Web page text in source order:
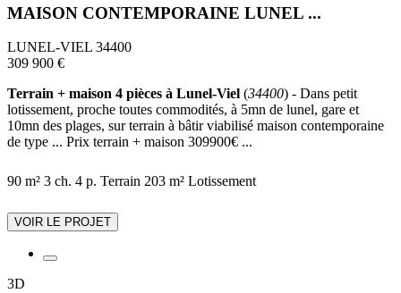
MAISON CONTEMPORAINE LUNEL ...
LUNEL-VIEL 34400
309 900 €
Terrain + maison 4 pièces à Lunel-Viel (34400) - Dans petit
lotissement, proche toutes commodités, à 5mn de lunel, gare et
10mn des plages, sur terrain à bâtir viabilisé maison contemporaine
de type ... Prix terrain + maison 309900€ ...
90 m² 3 ch. 4 p. Terrain 203 m² Lotissement
VOIR LE PROJET
3D